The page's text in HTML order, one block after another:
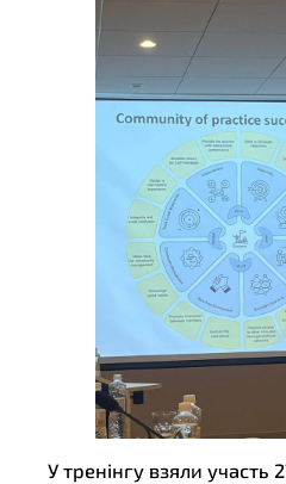
У тренінгу взяли участь